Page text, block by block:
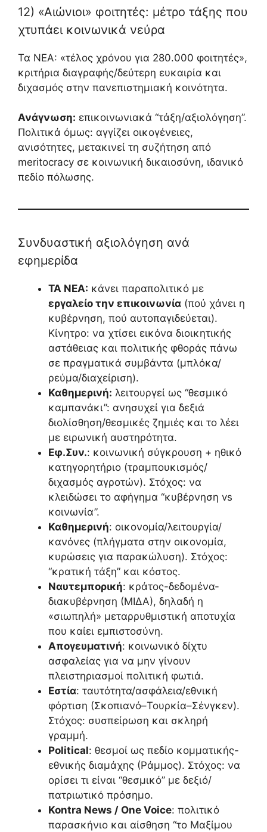
12) «Αιώνιοι» φοιτητές: μέτρο τάξης που
χτυπάει κοινωνικά νεύρα
Τα ΝΕΑ: «τέλος χρόνου για 280.000 φοιτητές»,
κριτήρια διαγραφής/δεύτερη ευκαιρία και
διχασμός στην πανεπιστημιακή κοινότητα.
Ανάγνωση: επικοινωνιακά “τάξη/αξιολόγηση”.
Πολιτικά όμως: αγγίζει οικογένειες,
ανισότητες, μετακινεί τη συζήτηση από
meritocracy σε κοινωνική δικαιοσύνη, ιδανικό
πεδίο πόλωσης.
Συνδυαστική αξιολόγηση ανά
εφημερίδα
ΤΑ ΝΕΑ: κάνει παραπολιτικό με
εργαλείο την επικοινωνία (πού χάνει η
κυβέρνηση, πού αυτοπαγιδεύεται).
Κίνητρο: να χτίσει εικόνα διοικητικής
αστάθειας και πολιτικής φθοράς πάνω
σε πραγματικά συμβάντα (μπλόκα/
ρεύμα/διαχείριση).
Καθημερινή: λειτουργεί ως “θεσμικό
καμπανάκι”: ανησυχεί για δεξιά
διολίσθηση/θεσμικές ζημιές και το λέει
με ειρωνική αυστηρότητα.
Εφ.Συν.: κοινωνική σύγκρουση + ηθικό
κατηγορητήριο (τραμπουκισμός/
διχασμός αγροτών). Στόχος: να
κλειδώσει το αφήγημα “κυβέρνηση vs
κοινωνία”.
Καθημερινή: οικονομία/λειτουργία/
κανόνες (πλήγματα στην οικονομία,
κυρώσεις για παρακώλυση). Στόχος:
“κρατική τάξη” και κόστος.
Ναυτεμπορική: κράτος-δεδομένα-
διακυβέρνηση (ΜΙΔΑ), δηλαδή η
«σιωπηλή» μεταρρυθμιστική αποτυχία
που καίει εμπιστοσύνη.
Απογευματινή: κοινωνικό δίχτυ
ασφαλείας για να μην γίνουν
πλειστηριασμοί πολιτική φωτιά.
Εστία: ταυτότητα/ασφάλεια/εθνική
φόρτιση (Σκοπιανό–Τουρκία–Σένγκεν).
Στόχος: συσπείρωση και σκληρή
γραμμή.
Political: θεσμοί ως πεδίο κομματικής-
εθνικής διαμάχης (Ράμμος). Στόχος: να
ορίσει τι είναι “θεσμικό” με δεξιό/
πατριωτικό πρόσημο.
Kontra News / One Voice: πολιτικό
παρασκήνιο και αίσθηση “το Μαξίμου